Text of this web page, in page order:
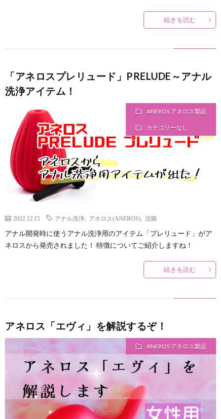
続きを読む
「アネロスプレリュード」PRELUDE～アナル
洗浄アイテム！
ANEROS アネロス製品
カテゴリーなし
2022.12.15 アナル洗浄 アネロス(ANEROS) 浣腸
アナル開発時に使うアナル洗浄用のアイテム「プレリュード」がア
ネロスから発売されました！ 特徴についてご紹介しますね！
続きを読む
アネロス「エヴィ」を解説するぞ！
ANEROS アネロス製品